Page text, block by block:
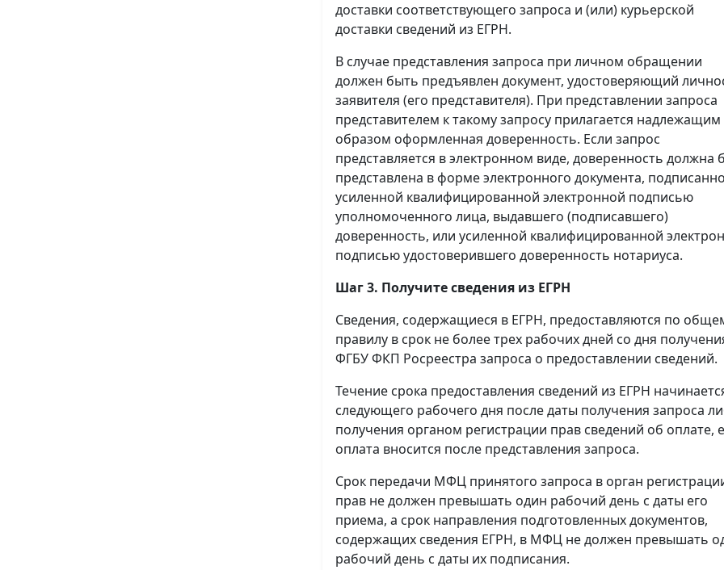
доставки соответствующего запроса и (или) курьерской
доставки сведений из ЕГРН.
В случае представления запроса при личном обращении
должен быть предъявлен документ, удостоверяющий
заявителя (его представителя). При представлении запроса
представителем к такому запросу прилагается надлежащим
образом оформленная доверенность. Если запрос
представляется в электронном виде, доверенность должна
представлена в форме электронного документа,
усиленной квалифицированной электронной подписью
уполномоченного лица, выдавшего (подписавшего)
доверенность, или усиленной квалифицированной
подписью удостоверившего доверенность нотариуса.
Шаг 3. Получите сведения из ЕГРН
Сведения, содержащиеся в ЕГРН, предоставляются по
правилу в срок не более трех рабочих дней со дня
ФГБУ ФКП Росреестра запроса о предоставлении сведений.
Течение срока предоставления сведений из ЕГРН
следующего рабочего дня после даты получения запроса
получения органом регистрации прав сведений об оплате,
оплата вносится после представления запроса.
Срок передачи МФЦ принятого запроса в орган
прав не должен превышать один рабочий день с даты его
приема, а срок направления подготовленных документов,
содержащих сведения ЕГРН, в МФЦ не должен превышать
рабочий день с даты их подписания.